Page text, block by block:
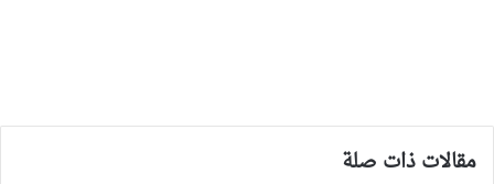
مقالات ذات صلة